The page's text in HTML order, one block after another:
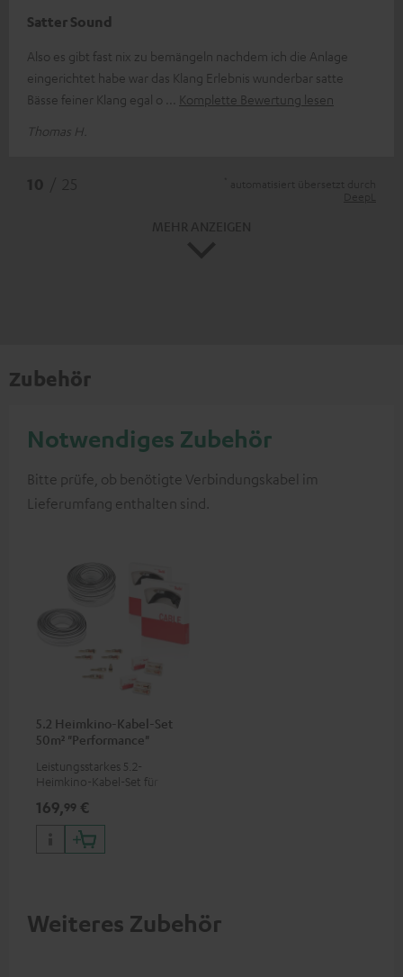
Satter Sound
Also es gibt fast nix zu bemängeln nachdem ich die Anlage
eingerichtet habe war das Klang Erlebnis wunderbar satte
Bässe feiner Klang egal o
Komplette Bewertung lesen
Thomas H.
Zubehör
Notwendiges Zubehör
Bitte prüfe, ob benötigte Verbindungskabel im
Lieferumfang enthalten sind.
5.2 Heimkino-Kabel-Set
50m² "Performance"
Leistungsstarkes 5.2-
Heimkino-Kabel-Set für
169,99 €
Weiteres Zubehör